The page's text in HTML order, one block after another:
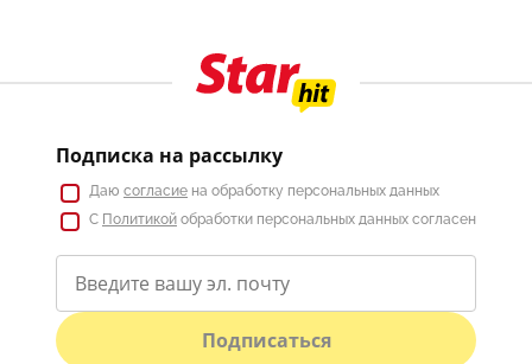
Подписка на рассылку
Даю согласие на обработку персональных данных
С Политикой обработки персональных данных согласен
Подписаться